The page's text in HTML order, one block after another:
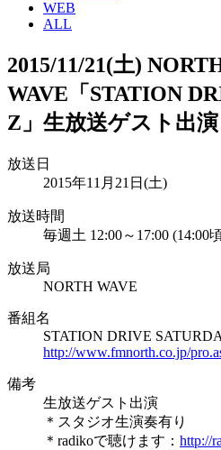
WEB
ALL
2015/11/21(土)
WAVE「STATION
Z」生放送ゲスト出演
放送日
2015年11月21日(土)
放送時間
毎週土 12:00～17:00 (14:00
放送局
NORTH WAVE
番組名
STATION DRIVE
http://www.fmnorth.co.jp/
備考
生放送ゲスト出演
＊スタジオ生演奏有り
＊radikoで聴けます： http://